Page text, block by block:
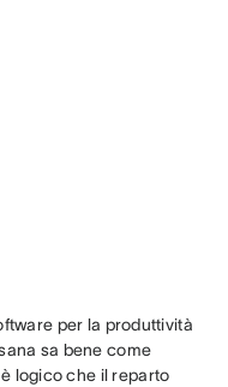
per la produttività
sa bene come
logico che il reparto